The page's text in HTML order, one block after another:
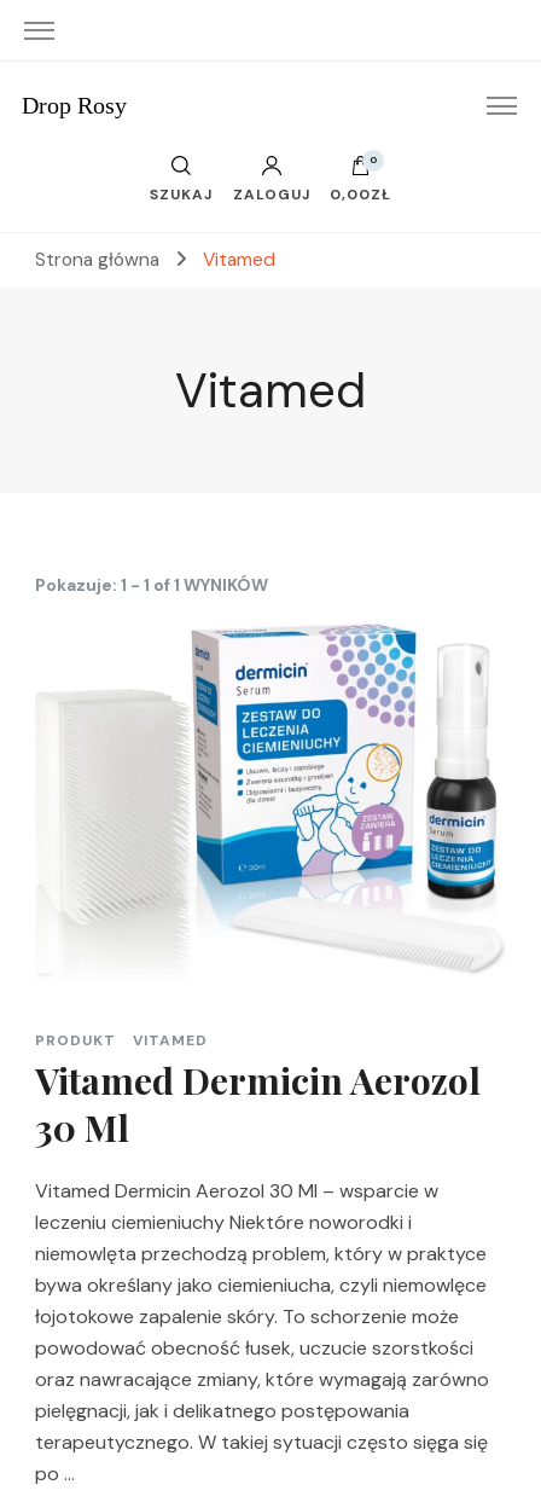
Drop Rosy
SZUKAJ ZALOGUJ
0
0,00ZŁ
Strona główna Vitamed
Vitamed
Pokazuje: 1 - 1 of 1 WYNIKÓW
PRODUKT VITAMED
Vitamed Dermicin Aerozol
30 Ml
Vitamed Dermicin Aerozol 30 Ml – wsparcie w
leczeniu ciemieniuchy Niektóre noworodki i
niemowlęta przechodzą problem, który w praktyce
bywa określany jako ciemieniucha, czyli niemowlęce
łojotokowe zapalenie skóry. To schorzenie może
powodować obecność łusek, uczucie szorstkości
oraz nawracające zmiany, które wymagają zarówno
pielęgnacji, jak i delikatnego postępowania
terapeutycznego. W takiej sytuacji często sięga się
po …